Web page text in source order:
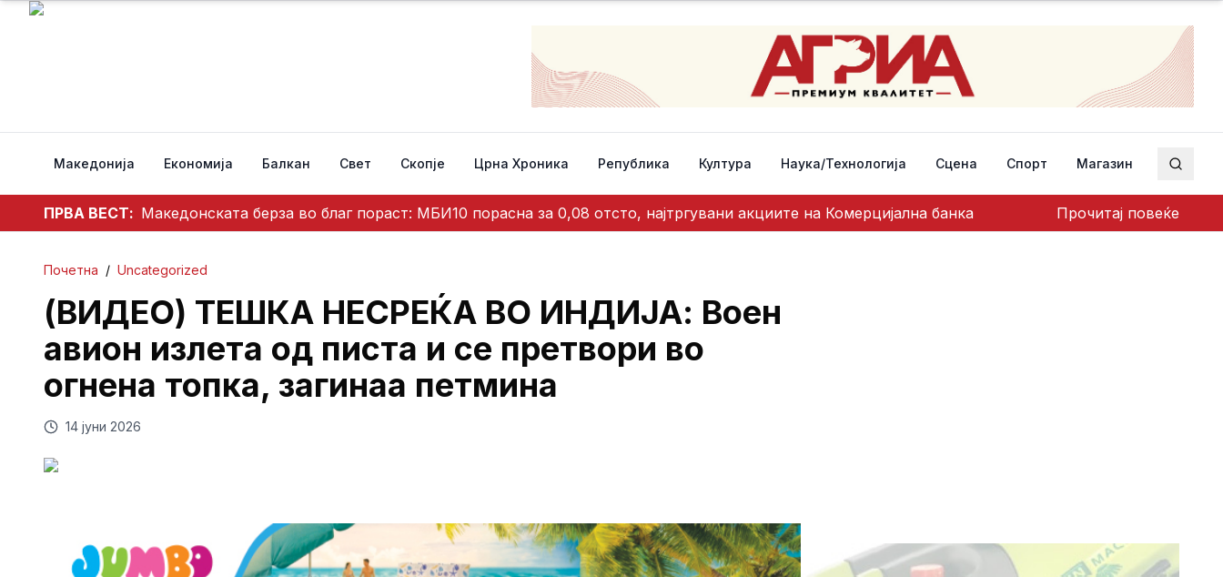
Македонија Економија Балкан Свет Скопје Црна Хроника Република Култура Наука/Технологија Сцена Спорт Магазин
ПРВА ВЕСТ: Македонската берза во благ пораст: МБИ10 порасна за 0,08 отсто, најтргувани акциите на Комерцијална банка Прочитај повеќе
Почетна / Uncategorized
(ВИДЕО) ТЕШКА НЕСРЕЌА ВО ИНДИЈА: Воен
авион излета од писта и се претвори во
огнена топка, загинаа петмина
14 јуни 2026